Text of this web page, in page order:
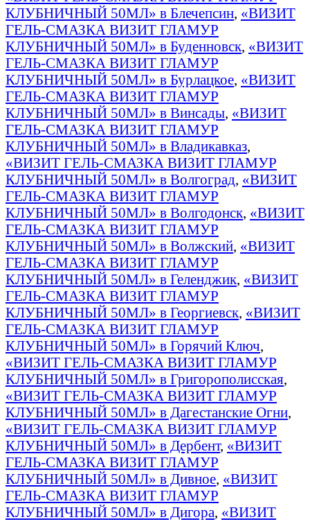
КЛУБНИЧНЫЙ 50МЛ» в Блечепсин, «ВИЗИТ
ГЕЛЬ-СМАЗКА ВИЗИТ ГЛАМУР
КЛУБНИЧНЫЙ 50МЛ» в Буденновск, «ВИЗИТ
ГЕЛЬ-СМАЗКА ВИЗИТ ГЛАМУР
КЛУБНИЧНЫЙ 50МЛ» в Бурлацкое, «ВИЗИТ
ГЕЛЬ-СМАЗКА ВИЗИТ ГЛАМУР
КЛУБНИЧНЫЙ 50МЛ» в Винсады, «ВИЗИТ
ГЕЛЬ-СМАЗКА ВИЗИТ ГЛАМУР
КЛУБНИЧНЫЙ 50МЛ» в Владикавказ,
«ВИЗИТ ГЕЛЬ-СМАЗКА ВИЗИТ ГЛАМУР
КЛУБНИЧНЫЙ 50МЛ» в Волгоград, «ВИЗИТ
ГЕЛЬ-СМАЗКА ВИЗИТ ГЛАМУР
КЛУБНИЧНЫЙ 50МЛ» в Волгодонск, «ВИЗИТ
ГЕЛЬ-СМАЗКА ВИЗИТ ГЛАМУР
КЛУБНИЧНЫЙ 50МЛ» в Волжский, «ВИЗИТ
ГЕЛЬ-СМАЗКА ВИЗИТ ГЛАМУР
КЛУБНИЧНЫЙ 50МЛ» в Геленджик, «ВИЗИТ
ГЕЛЬ-СМАЗКА ВИЗИТ ГЛАМУР
КЛУБНИЧНЫЙ 50МЛ» в Георгиевск, «ВИЗИТ
ГЕЛЬ-СМАЗКА ВИЗИТ ГЛАМУР
КЛУБНИЧНЫЙ 50МЛ» в Горячий Ключ,
«ВИЗИТ ГЕЛЬ-СМАЗКА ВИЗИТ ГЛАМУР
КЛУБНИЧНЫЙ 50МЛ» в Григорополисская,
«ВИЗИТ ГЕЛЬ-СМАЗКА ВИЗИТ ГЛАМУР
КЛУБНИЧНЫЙ 50МЛ» в Дагестанские Огни,
«ВИЗИТ ГЕЛЬ-СМАЗКА ВИЗИТ ГЛАМУР
КЛУБНИЧНЫЙ 50МЛ» в Дербент, «ВИЗИТ
ГЕЛЬ-СМАЗКА ВИЗИТ ГЛАМУР
КЛУБНИЧНЫЙ 50МЛ» в Дивное, «ВИЗИТ
ГЕЛЬ-СМАЗКА ВИЗИТ ГЛАМУР
КЛУБНИЧНЫЙ 50МЛ» в Дигора, «ВИЗИТ